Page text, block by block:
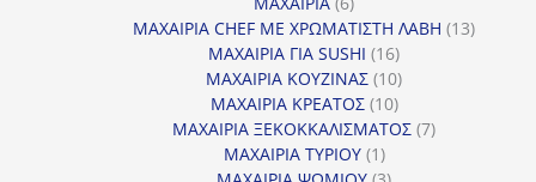
προϊόντα
ΜΑΧΑΙΡΙΑ CHEF ΜΕ ΧΡΩΜΑΤΙΣΤΗ ΛΑΒΗ 1313
ΜΑΧΑΙΡΙΑ ΓΙΑ SUSHI 1616
προϊόντα
ΜΑΧΑΙΡΙΑ ΚΟΥΖΙΝΑΣ 1010
προϊόντα
ΜΑΧΑΙΡΙΑ ΚΡΕΑΤΟΣ 1010
προϊόντα
ΜΑΧΑΙΡΙΑ ΞΕΚΟΚΚΑΛΙΣΜΑΤΟΣ 77
ΜΑΧΑΙΡΙΑ ΤΥΡΙΟΥ 11